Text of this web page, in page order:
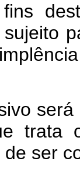
trata
ser